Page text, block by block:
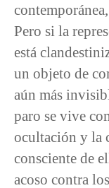
Pero si la
está
un objeto de
aún más
paro se vive
ocultación y la
consciente de
acoso contra